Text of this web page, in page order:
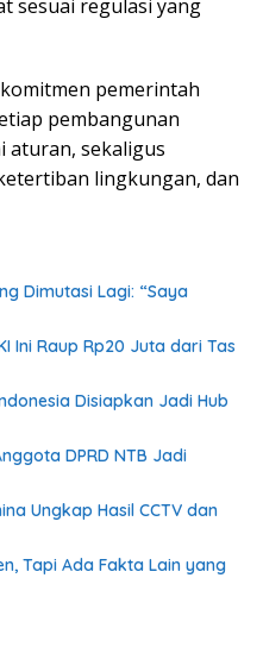
sesuai regulasi yang
pemerintah
pembangunan
aturan, sekaligus
lingkungan, dan
Dimutasi Lagi: “Saya
Ini Raup Rp20 Juta dari Tas
Disiapkan Jadi Hub
DPRD NTB Jadi
Ungkap Hasil CCTV dan
Tapi Ada Fakta Lain yang